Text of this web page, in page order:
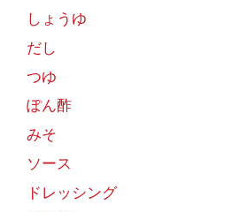
しょうゆ
だし
つゆ
ぽん酢
みそ
ソース
ドレッシング